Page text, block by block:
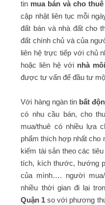
tin mua bán và cho
cập nhật liên tục mỗi
đất bán và nhà đất cho
đất chính chủ và của
liên hệ trực tiếp với chủ
hoặc liên hệ với nhà
được tư vấn để đầu tư
Với hàng ngàn tin bất
có nhu cầu bán, cho
mua/thuê có nhiều lựa
phẩm thích hợp nhất cho
kiếm tài sản theo các
tích, kích thước, hướng
của mình…. người
nhiều thời gian đi lại
Quận 1 so với phương